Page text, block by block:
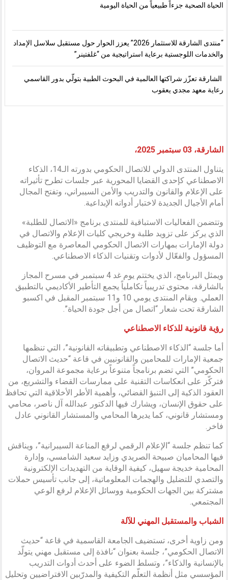
الحياة الصحية جزءاً طبيعياً من الحياة اليومية
“منتدى الشارقة للاستثمار 2026” يعزز الحوار حول مستقبل سلاسل الإمداد
والخدمات اللوجستية برعاية استراتيجية من “غلفتينر”
الشارقة تعزّز شراكتها العالمية في البحوث الطبية بتولّي بدور القاسمي
رعاية معهد مجدي يعقوب
الشارقة، 03 سبتمبر 2025،
يتناول المنتدى الدولي للاتصال الحكومي بدورته الـ14، الذكاء
الاصطناعي كإحدى القضايا المحورية عبر جلسات تطرح تأثيراته
على الإعلام والقانون والتدريب والأمن السيبراني، وتفتح المجال
أمام الأجيال الجديدة لاختبار أدواته الإبداعية.
وتتضمن الفعاليات الاستباقية للمنتدى برنامج «الاتصال للطلبة»
الذي يركز على تزويد طلبة وخريجي كليات الإعلام والاتصال في
دولة الإمارات بمهارات الاتصال الحكومي المعاصرة مع التوظيف
المسؤول والفعّال لأدوات وتقنيات الذكاء الاصطناعي.
ويمثل البرنامج، الذي يختتم يوم غد 4 سبتمبر في مسرح المجاز
بالشارقة، محتوى تدريبياً تكاملياً يجمع التأطير الأكاديمي بالتطبيق
العملي. ويقام المنتدى يومي 10 و11 سبتمبر المقبل في اكسبو
الشارقة تحت شعار “اتصال من أجل جودة الحياة”.
رؤية قانونية للذكاء الاصطناعي
أما جلسة “الذكاء الاصطناعي وتطبيقاته القانونية”، التي تنظمها
جمعية الإمارات للمحامين والقانونيين في قاعة “حديث الاتصال
الحكومي” التي تضم برنامجاً متنوعاً برعاية مجموعة المروان،
فتركّز على انعكاسات التقنية على ممارسات القضاء والتشريع، من
العقود الذكية إلى التنبؤ القضائي، وأهمية الأطر الأخلاقية التي تحافظ
على حقوق الإنسان، ويشارك فيها الدكتور عبدالله آل ناصر، محامي
ومستشار قانوني، كما يديرها المحامي والمستشار القانوني عادل
فاخر.
كما تنظم جلسة “الإعلام الرقمي لرفع المناعة السيبرانية”، ويناقش
فيها المحاميان صبيحة الصريدي وزايد سعيد الشامسي، وإدارة
المحامية خديجة سهيل، كيفية الوقاية من التهديدات الإلكترونية
والتصدي للتضليل والهجمات المعلوماتية، إلى جانب تأسيس حملات
مشتركة بين الجهات الحكومية ووسائل الإعلام لرفع الوعي
المجتمعي.
الشباب والمستقبل المهني للآلة
ومن زاوية أخرى، تستضيف الجامعة القاسمية في قاعة “حديث
الاتصال الحكومي”، جلسة بعنوان “نافذة إلى مستقبل مهني يتولّد
بالإنسانية والذكاء”، وتسلط الضوء على أحدث أدوات التدريب
المؤسسي مثل أنظمة التعلّم التكيفية والمدرّبين الافتراضيين وتحليل